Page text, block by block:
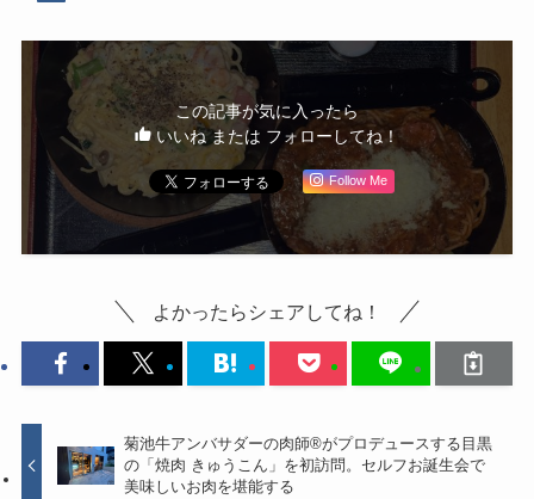
この記事が気に入ったら
いいね または フォローしてね！
Follow Me
よかったらシェアしてね！
菊池牛アンバサダーの肉師®がプロデュースする目黒
の「焼肉 きゅうこん」を初訪問。セルフお誕生会で
美味しいお肉を堪能する